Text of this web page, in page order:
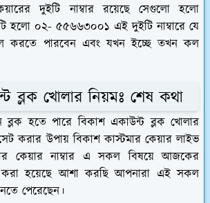
দুইটি নাম্বার রয়েছে সেগুলো হলো
হলো ০২- ৫৫৬৬৩০০১ এই দুইটি নাম্বারে যে
করতে পারবেন এবং যখন ইচ্ছে তখন কল
ব্লক খোলার নিয়মঃ শেষ কথা
ব্লক হতে পারে বিকাশ একাউন্ট ব্লক খোলার
করার উপায় বিকাশ কাস্টমার কেয়ার লাইভ
কেয়ার নাম্বার এ সকল বিষয়ে আজকের
করা হয়েছে আশা করছি আপনারা এই সকল
পেরেছেন।